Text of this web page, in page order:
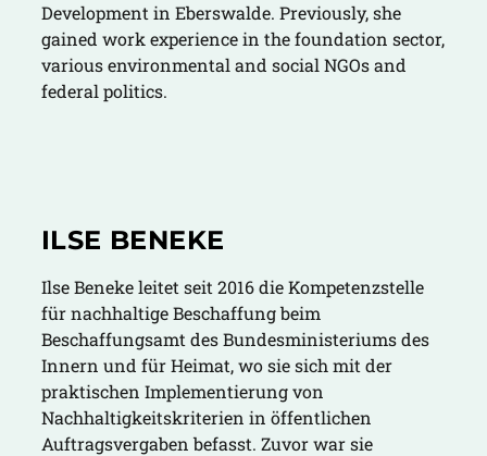
Development in Eberswalde. Previously, she
gained work experience in the foundation sector,
various environmental and social NGOs and
federal politics.
ILSE BENEKE
Ilse Beneke leitet seit 2016 die Kompetenzstelle
für nachhaltige Beschaffung beim
Beschaffungsamt des Bundesministeriums des
Innern und für Heimat, wo sie sich mit der
praktischen Implementierung von
Nachhaltigkeitskriterien in öffentlichen
Auftragsvergaben befasst. Zuvor war sie